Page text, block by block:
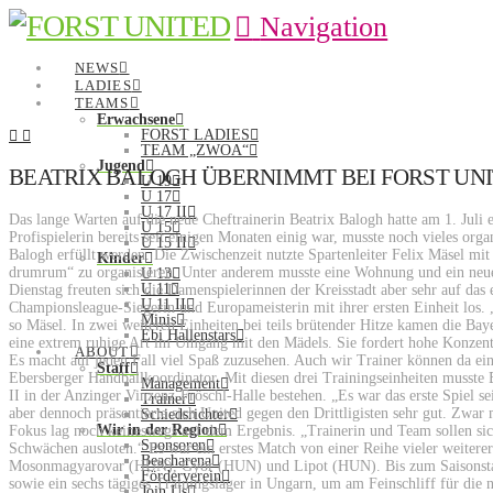
Navigation
NEWS
LADIES
TEAMS
Erwachsene
FORST LADIES
TEAM „ZWOA“
Jugend
U 19
U 17
U 17 II
U 15
U 15 II
Kinder
U 13
U 11
U 11 II
Minis
Ebi Hallenstars
ABOUT
Staff
Management
Trainer
Schiedsrichter
Wir in der Region
Sponsoren
Beacharena
Förderverein
BEATRIX BALOGH ÜBERNIMMT BEI FORST
Das lange Warten auf die neue Cheftrainerin Beatrix Balogh hatte am 1.
Profispielerin bereits seit einigen Monaten einig war, musste noch vieles
Balogh erfüllt werden. Die Zwischenzeit nutzte Spartenleiter Felix Mäsel
drumrum“ zu organisieren. Unter anderem musste eine Wohnung und ein
Dienstag freuten sich die Damenspielerinnen der Kreisstadt aber sehr auf
Championsleague-Siegerin und Europameisterin mit ihrer ersten Einheit los.
so Mäsel. In zwei weiteren Einheiten bei teils brütender Hitze kamen die
eine extrem ruhige Art im Umgang mit den Mädels. Sie fordert hohe
Es macht auf jeden Fall viel Spaß zuzusehen. Auch wir Trainer können da
Ebersberger Handballkoordinator. Mit diesen drei Trainingseinheiten
II in der Anzinger Vinzenz-Fröschl-Halle bestehen. „Es war das erste Spiel
aber dennoch präsentierte sich United gegen den Drittligisten sehr gut. Zwar
Fokus lag noch keineswegs auf dem Ergebnis. „Trainerin und Team sollen
Schwächen ausloten.“ Es war ein erstes Match von einer Reihe vieler
Mosonmagyarovar (HUN), Györ (HUN) und Lipot (HUN). Bis zum
sowie ein sechs tägiges Trainingslager in Ungarn, um am Feinschliff für die